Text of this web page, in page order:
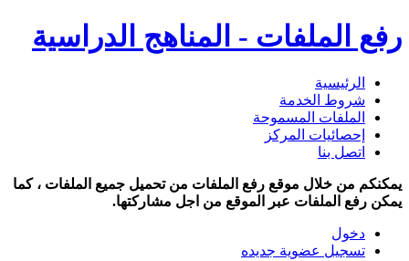
رفع الملفات - المناهج الدراسية
الرئيسية
شروط الخدمة
الملفات المسموحة
إحصائيات المركز
اتصل بنا
يمكنكم من خلال موقع رفع الملفات من تحميل جميع الملفات ، كما
يمكن رفع الملفات عبر الموقع من اجل مشاركتها.
دخول
تسجيل عضوية جديده